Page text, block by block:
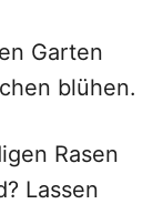
Garten
blühen.
Rasen
Lassen